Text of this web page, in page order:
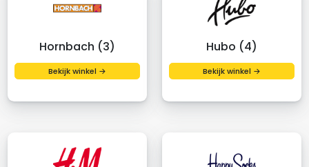
Hornbach (3)
Bekijk winkel →
Hubo (4)
Bekijk winkel →